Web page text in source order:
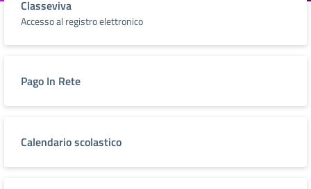
Classeviva
Accesso al registro elettronico
Pago In Rete
Calendario scolastico